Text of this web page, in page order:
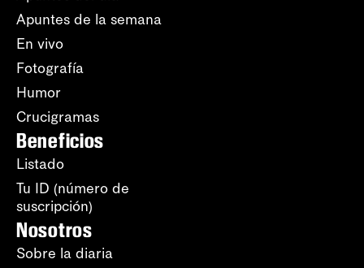
Apuntes de la semana
En vivo
Fotografía
Humor
Crucigramas
Beneficios
Listado
Tu ID (número de
suscripción)
Nosotros
Sobre la diaria